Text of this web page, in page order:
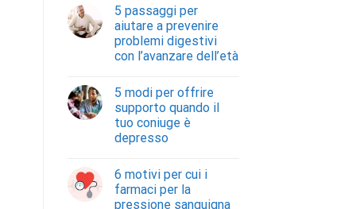
5 passaggi per
aiutare a prevenire
problemi digestivi
con l’avanzare dell’età
5 modi per offrire
supporto quando il
tuo coniuge è
depresso
6 motivi per cui i
farmaci per la
pressione sanguigna